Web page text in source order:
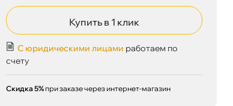
Купить в 1 клик
С юридическими лицами работаем по
счету
Скидка 5% при заказе через интернет-магазин